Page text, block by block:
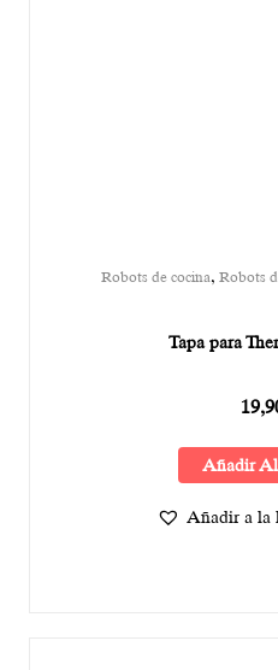
Robots de cocina, Robots
Tapa para
Añadir
Añadir a la